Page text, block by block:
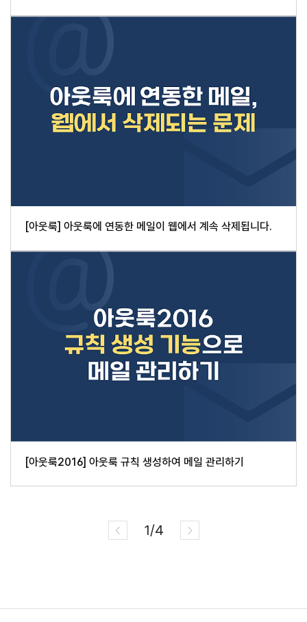
[아웃룩] 아웃룩에 연동한 메일이 웹에서 계속 삭제됩니다.
[아웃룩2016] 아웃룩 규칙 생성하여 메일 관리하기
1/4